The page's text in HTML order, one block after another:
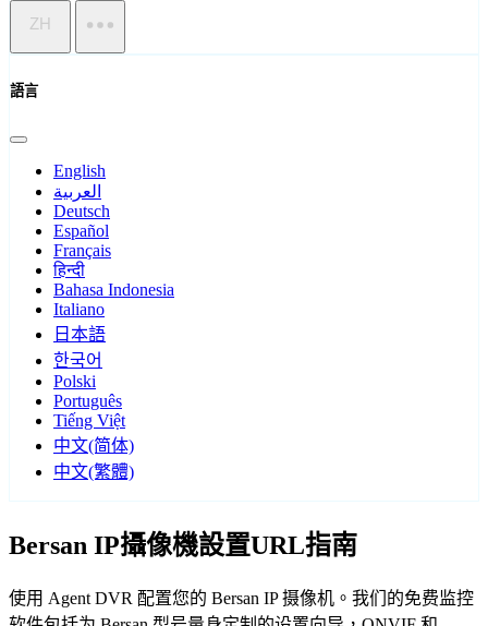
ZH
語言
English
العربية
Deutsch
Español
Français
हिन्दी
Bahasa Indonesia
Italiano
日本語
한국어
Polski
Português
Tiếng Việt
中文(简体)
中文(繁體)
Bersan IP攝像機設置URL指南
使用 Agent DVR 配置您的 Bersan IP 摄像机。我们的免费监控